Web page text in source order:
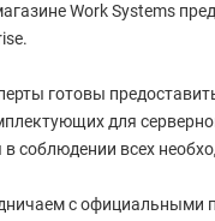
Work Systems
готовы
для
в соблюдении всех
с официальными